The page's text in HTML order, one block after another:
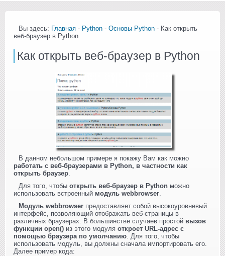
Вы здесь: Главная - Python - Основы Python - Как открыть
веб-браузер в Python
Как открыть веб-браузер в Python
В данном небольшом примере я покажу Вам как можно
работать с веб-браузерами в Python, в частности как
открыть браузер.
Для того, чтобы открыть веб-браузер в Python можно
использовать встроенный модуль webbrowser.
Модуль webbrowser предоставляет собой высокоуровневый
интерфейс, позволяющий отображать веб-страницы в
различных браузерах. В большинстве случаев простой вызов
функции open() из этого модуля откроет URL-адрес с
помощью браузера по умолчанию. Для того, чтобы
использовать модуль, вы должны сначала импортировать его.
Далее пример кода: